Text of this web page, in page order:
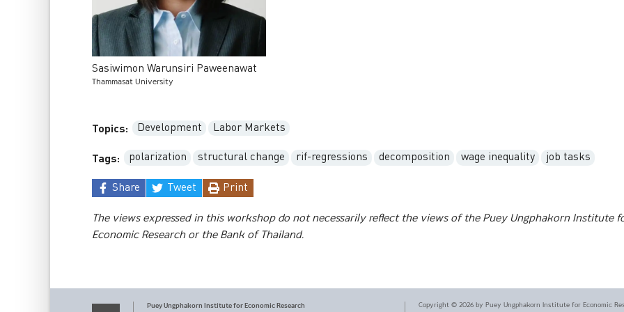
Sasiwimon Warunsiri Paweenawat
Thammasat University
Topics: Development Labor Markets
Tags: polarization structural change rif-regressions decomposition wage inequality
job tasks
Share
Tweet Print
The views expressed in this workshop do not necessarily reflect the views of the Puey Ungphakorn Institute
Economic Research or the Bank of Thailand.
Puey Ungphakorn Institutefor Economic Research Copyright © 2026by Puey Ungphakorn Institute for Economic